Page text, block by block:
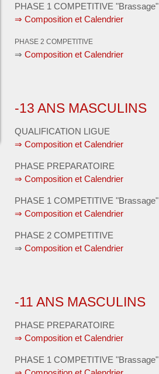
PHASE 1 COMPETITIVE "Brassage"
⇒ Composition et Calendrier
PHASE 2 COMPETITIVE
⇒ Composition et Calendrier
-13 ANS MASCULINS
QUALIFICATION LIGUE
⇒ Composition et Calendrier
PHASE PREPARATOIRE
⇒ Composition et Calendrier
PHASE 1 COMPETITIVE "Brassage"
⇒ Composition et Calendrier
PHASE 2 COMPETITIVE
⇒ Composition et Calendrier
-11 ANS MASCULINS
PHASE PREPARATOIRE
⇒ Composition et Calendrier
PHASE 1 COMPETITIVE "Brassage"